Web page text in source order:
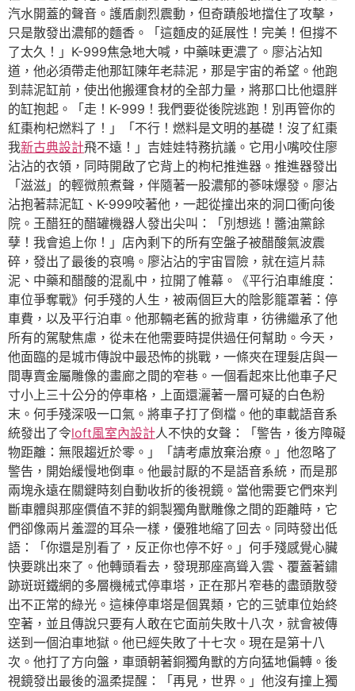
汽水開蓋的聲音。護盾劇烈震動，但奇蹟般地擋住了攻擊，
只是散發出濃郁的麵香。「這麵皮的延展性！完美！但撐不
了太久！」K-999焦急地大喊，中藥味更濃了。廖沾沾知
道，他必須帶走他那缸陳年老蒜泥，那是宇宙的希望。他跑
到蒜泥缸前，使出他搬運食材的全部力量，將那口比他還胖
的缸抱起。「走！K-999！我們要從後院逃跑！別再管你的
紅棗枸杞燃料了！」「不行！燃料是文明的基礎！沒了紅棗
我新古典設計飛不遠！」吉娃娃特務抗議。它用小嘴咬住廖
沾沾的衣領，同時開啟了它背上的枸杞推進器。推進器發出
「滋滋」的輕微煎煮聲，伴隨著一股濃郁的蔘味爆發。廖沾
沾抱著蒜泥缸、K-999咬著他，一起從撞出來的洞口衝向後
院。王醋狂的醋罐機器人發出尖叫：「別想逃！醬油黨餘
孽！我會追上你！」店內剩下的所有空盤子被醋酸氣波震
碎，發出了最後的哀鳴。廖沾沾的宇宙冒險，就在這片蒜
泥、中藥和醋酸的混亂中，拉開了帷幕。《平行泊車維度：
車位爭奪戰》何手殘的人生，被兩個巨大的陰影籠罩著：停
車費，以及平行泊車。他那輛老舊的掀背車，彷彿繼承了他
所有的駕駛焦慮，從未在他需要時提供過任何幫助。今天，
他面臨的是城市傳說中最恐怖的挑戰，一條夾在理髮店與一
間專賣金屬雕像的畫廊之間的窄巷。一個看起來比他車子尺
寸小上三十公分的停車格，上面還灑著一層可疑的白色粉
末。何手殘深吸一口氣。將車子打了倒檔。他的車載語音系
統發出了令loft風室內設計人不快的女聲：「警告，後方障礙
物距離：無限趨近於零。」「請考慮放棄治療。」他忽略了
警告，開始緩慢地倒車。他最討厭的不是語音系統，而是那
兩塊永遠在關鍵時刻自動收折的後視鏡。當他需要它們來判
斷車體與那座價值不菲的銅製獨角獸雕像之間的距離時，它
們卻像兩片羞澀的耳朵一樣，優雅地縮了回去。同時發出低
語：「你還是別看了，反正你也停不好。」何手殘感覺心臟
快要跳出來了。他轉頭看去，發現那座高聳入雲、覆蓋著鏽
跡斑斑鐵網的多層機械式停車塔，正在那片窄巷的盡頭散發
出不正常的綠光。這棟停車塔是個異類，它的三號車位始終
空著，並且傳說只要有人敢在它面前失敗十八次，就會被傳
送到一個泊車地獄。他已經失敗了十七次。現在是第十八
次。他打了方向盤，車頭朝著銅獨角獸的方向猛地偏轉。後
視鏡發出最後的溫柔提醒：「再見，世界。」他沒有撞上獨